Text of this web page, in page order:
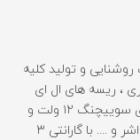
و تولید کلیه
، ریسه های ال ای
، ترانس های سوییچنگ ۱۲ ولت و
۲۴ ولت ، سنسور های کابینتی ،رشد گیاه ، وال واشر و .... با گارانتی ۳